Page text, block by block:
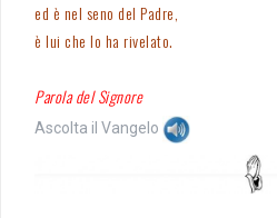
ed è nel seno del Padre,
è lui che lo ha rivelato.
Parola del Signore
Ascolta il Vangelo